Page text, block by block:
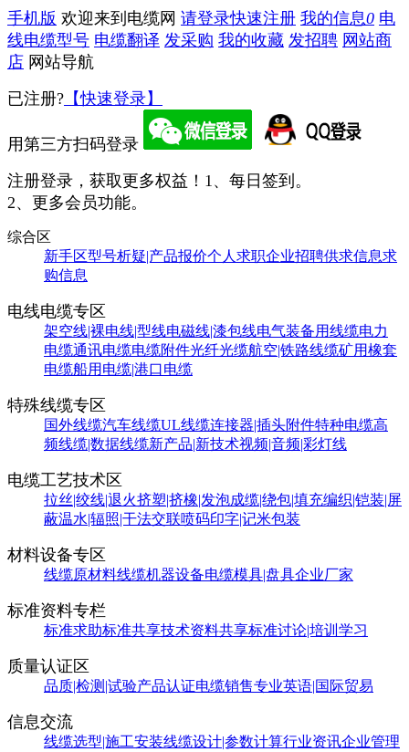
手机版 欢迎来到电缆网 请登录快速注册 我的信息0 电
线电缆型号 电缆翻译 发采购 我的收藏 发招聘 网站商
店 网站导航
已注册? 【快速登录】
用第三方扫码登录
注册登录，获取更多权益！ 1、每日签到。
2、更多会员功能。
综合区
新手区型号析疑|产品报价个人求职企业招聘供求信息求
购信息
电线电缆专区
架空线|裸电线|型线电磁线|漆包线电气装备用线缆电力
电缆通讯电缆电缆附件光纤光缆航空|铁路线缆矿用橡套
电缆船用电缆|港口电缆
特殊线缆专区
国外线缆汽车线缆UL线缆连接器|插头附件特种电缆高
频线缆|数据线缆新产品|新技术视频|音频|彩灯线
电缆工艺技术区
拉丝|绞线|退火挤塑|挤橡|发泡成缆|绕包|填充编织|铠装|屏
蔽温水|辐照|干法交联喷码印字|记米包装
材料设备专区
线缆原材料线缆机器设备电缆模具|盘具企业厂家
标准资料专栏
标准求助标准共享技术资料共享标准讨论|培训学习
质量认证区
品质|检测|试验产品认证电缆销售专业英语|国际贸易
信息交流
线缆选型|施工安装线缆设计|参数计算行业资讯企业管理